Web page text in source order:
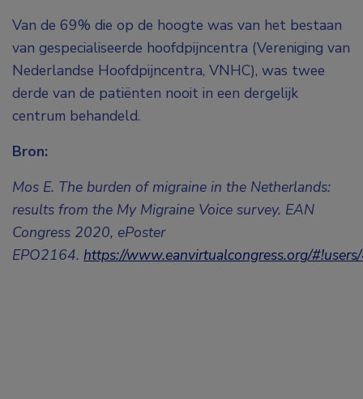
Van de 69% die op de hoogte was van het bestaan
van gespecialiseerde hoofdpijncentra (Vereniging van
Nederlandse Hoofdpijncentra, VNHC), was twee
derde van de patiënten nooit in een dergelijk
centrum behandeld.
Bron:
Mos E. The burden of migraine in the Netherlands:
results from the My Migraine Voice survey. EAN
Congress 2020, ePoster
EPO2164. https://www.eanvirtualcongress.org/